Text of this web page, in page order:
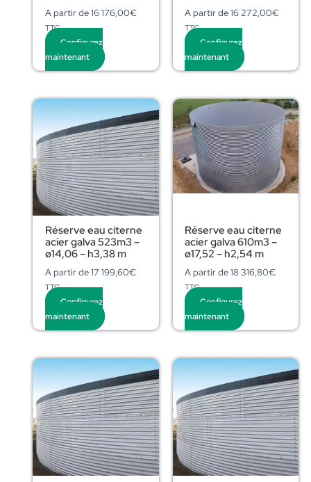
A partir de16 176,00€
TTC
Configurez
maintenant
A partir de16 272,00€
TTC
Configurez
maintenant
Réserve eau citerne
acier galva 523m3 –
ø14,06 – h3,38 m
A partir de17 199,60€
TTC
Configurez
maintenant
Réserve eau citerne
acier galva 610m3 –
ø17,52 – h2,54 m
A partir de18 316,80€
TTC
Configurez
maintenant